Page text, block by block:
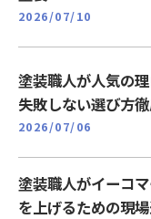
2026/07/10
塗装職人が人気の
失敗しない選び方
2026/07/06
塗装職人がイーコ
を上げるための現